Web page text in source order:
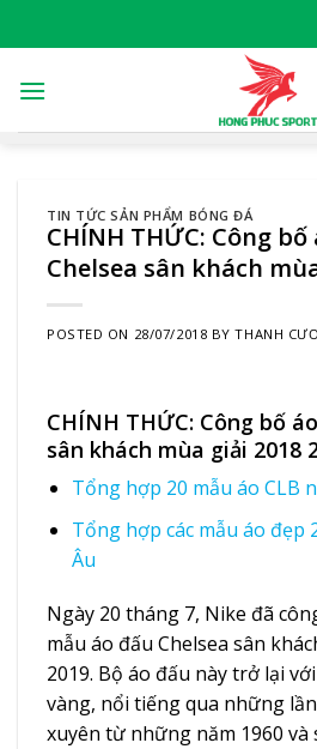
to
TIN TỨC SẢN PHẨM BÓNG ĐÁ
CHÍNH THỨC: Công bố
Chelsea sân khách
POSTED ON 28/07/2018 BYTHANH
CHÍNH THỨC: Công bố
sân khách mùa giải 2018
Tổng hợp 20 mẫu áo CLB
Tổng hợp các mẫu áo đẹp
Âu
Ngày 20 tháng 7, Nike đã
mẫu áo đấu Chelsea sân
2019. Bộ áo đấu này trở lại
vàng, nổi tiếng qua những
xuyên từ những năm 1960